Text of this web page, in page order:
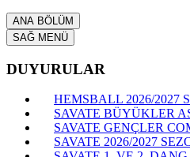
ANA BÖLÜM
SAĞ MENÜ
DUYURULAR
HEMSBALL 2026/2027
SAVATE BÜYÜKLER
SAVATE GENÇLER
SAVATE 2026/2027